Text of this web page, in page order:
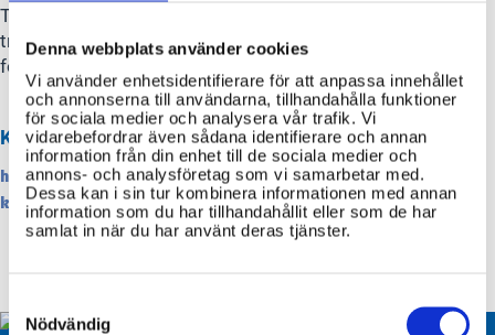
Denna webbplats använder cookies
Vi använder enhetsidentifierare för att anpassa innehållet
och annonserna till användarna, tillhandahålla funktioner
för sociala medier och analysera vår trafik. Vi
vidarebefordrar även sådana identifierare och annan
information från din enhet till de sociala medier och
annons- och analysföretag som vi samarbetar med.
Dessa kan i sin tur kombinera informationen med annan
information som du har tillhandahållit eller som de har
samlat in när du har använt deras tjänster.
Selection
Nödvändig
Tänk på att det är olagligt att köra ett påställt fordon utan
trafikförsäkring, även om det bara är till och från
försäkringskontoret.
KÄLLOR
https://www.transportstyrelsen.se/sv/vagtrafik/fordon/aga-
kopa-eller-salja-fordon/agarbyte/